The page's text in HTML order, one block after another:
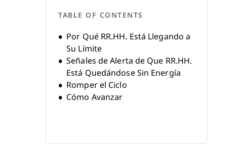
TABLE OF CONTENTS
Por Qué RR.HH. Está Llegando a
Su Límite
Señales de Alerta de Que RR.HH.
Está Quedándose Sin Energía
Romper el Ciclo
Cómo Avanzar